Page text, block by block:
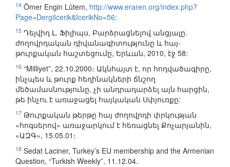
14 Ömer Engin Lütem, http://www.eraren.org/index.php?
Page=DergiIcerik&IcerikNo=56:
15 Դեյվիդ Լ. Ֆիլիպս, Բարձրացնելով անցյալը.
ժողովրդական դիվանագիտությունը և հայ-
թուրքական հաշտեցումը, Երևան, 2010, էջ 58:
16 “Milliyet”, 22.10.2000։ Ակնհայտ է, որ հոդվածագիրը,
ինչպես և թուրք հեղինակների ճնշող
մեծամասնությունը, չի անդրադարձել այն հարցին,
թե ինչու է առաջացել հայկական Սփյուռքը:
17 Թուրքական թերթը հայ ժողովրդի փրկության
«հոգսերով» առաջարկում է հեռացնել Քոչարյանին,
«ԱԶԳ», 15.05.01։
18 Sedat Laciner, Turkey’s EU membership and the Armenian
Question, “Turkish Weekly”, 11.12.04.